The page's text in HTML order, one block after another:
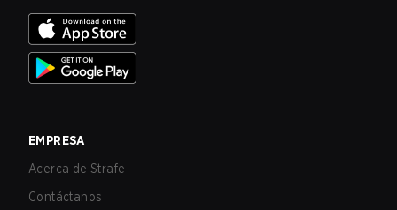
EMPRESA
Acerca de Strafe
Contáctanos